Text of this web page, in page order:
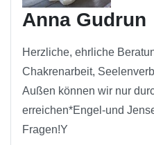
Anna Gudrun
Herzliche, ehrliche
Chakrenarbeit,
Außen können wir nur
erreichen*Engel-und
Fragen!Y